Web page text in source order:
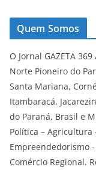
Quem Somos
O Jornal GAZETA
Norte Pioneiro do
Santa Mariana,
Itambaracá,
do Paraná, Brasil e
Política – Agricultura
Empreendedorismo
Comércio Regional.